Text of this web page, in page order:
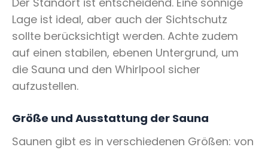
Lage ist ideal, aber auch der Sichtschutz
sollte berücksichtigt werden. Achte zudem
auf einen stabilen, ebenen Untergrund, um
die Sauna und den Whirlpool sicher
aufzustellen.
Größe und Ausstattung der Sauna
Saunen gibt es in verschiedenen Größen: von